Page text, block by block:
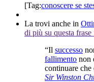
[Tag:conoscere se
La trovi anche in
di più su questa frase
“Il successo
fallimento non
continuare che
Sir Winston